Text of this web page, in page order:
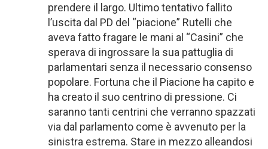
prendere il largo. Ultimo tentativo fallito
l’uscita dal PD del “piacione” Rutelli che
aveva fatto fragare le mani al “Casini” che
sperava di ingrossare la sua pattuglia di
parlamentari senza il necessario consenso
popolare. Fortuna che il Piacione ha capito e
ha creato il suo centrino di pressione. Ci
saranno tanti centrini che verranno spazzati
via dal parlamento come è avvenuto per la
sinistra estrema. Stare in mezzo alleandosi